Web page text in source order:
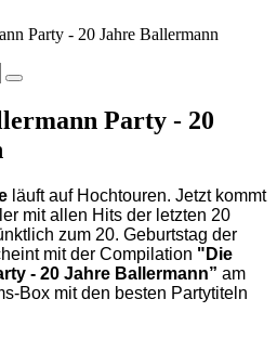
Party - 20 Jahre Ballermann
Party - 20
läuft auf Hochtouren. Jetzt kommt
mit allen Hits der letzten 20
zum 20. Geburtstag der
mit der Compilation "Die
- 20 Jahre Ballermann” am
Box mit den besten Partytiteln